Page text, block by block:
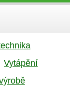
Vytápění